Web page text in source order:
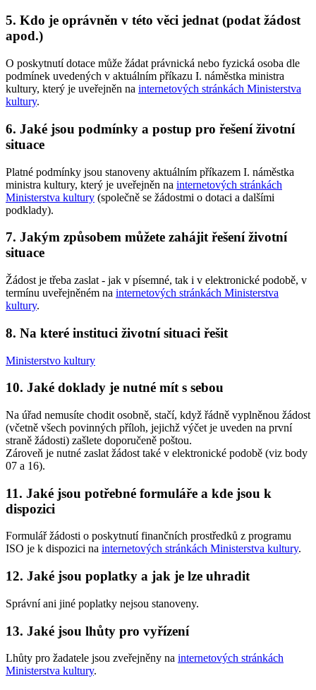
5. Kdo je oprávněn v této věci jednat (podat žádost
apod.)
O poskytnutí dotace může žádat právnická nebo fyzická osoba dle
podmínek uvedených v aktuálním příkazu I. náměstka ministra
kultury, který je uveřejněn na internetových stránkách Ministerstva
kultury.
6. Jaké jsou podmínky a postup pro řešení životní
situace
Platné podmínky jsou stanoveny aktuálním příkazem I. náměstka
ministra kultury, který je uveřejněn na internetových stránkách
Ministerstva kultury (společně se žádostmi o dotaci a dalšími
podklady).
7. Jakým způsobem můžete zahájit řešení životní
situace
Žádost je třeba zaslat - jak v písemné, tak i v elektronické podobě, v
termínu uveřejněném na internetových stránkách Ministerstva
kultury.
8. Na které instituci životní situaci řešit
Ministerstvo kultury
10. Jaké doklady je nutné mít s sebou
Na úřad nemusíte chodit osobně, stačí, když řádně vyplněnou žádost
(včetně všech povinných příloh, jejichž výčet je uveden na první
straně žádosti) zašlete doporučeně poštou.
Zároveň je nutné zaslat žádost také v elektronické podobě (viz body
07 a 16).
11. Jaké jsou potřebné formuláře a kde jsou k
dispozici
Formulář žádosti o poskytnutí finančních prostředků z programu
ISO je k dispozici na internetových stránkách Ministerstva kultury.
12. Jaké jsou poplatky a jak je lze uhradit
Správní ani jiné poplatky nejsou stanoveny.
13. Jaké jsou lhůty pro vyřízení
Lhůty pro žadatele jsou zveřejněny na internetových stránkách
Ministerstva kultury.